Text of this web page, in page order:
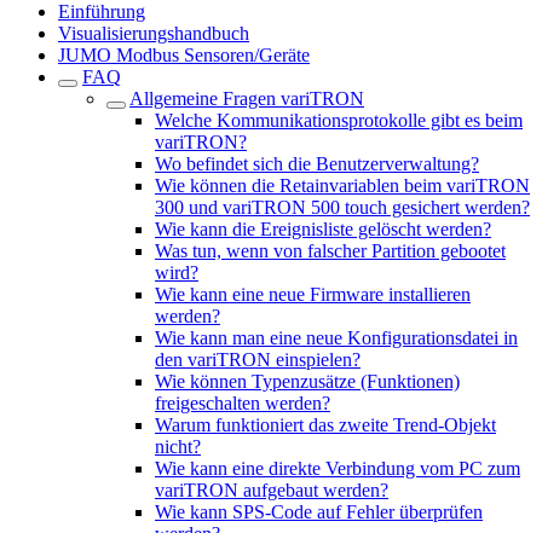
Einführung
Visualisierungshandbuch
JUMO Modbus Sensoren/Geräte
FAQ
Allgemeine Fragen variTRON
Welche Kommunikationsprotokolle gibt es beim
variTRON?
Wo befindet sich die Benutzerverwaltung?
Wie können die Retainvariablen beim variTRON
300 und variTRON 500 touch gesichert werden?
Wie kann die Ereignisliste gelöscht werden?
Was tun, wenn von falscher Partition gebootet
wird?
Wie kann eine neue Firmware installieren
werden?
Wie kann man eine neue Konfigurationsdatei in
den variTRON einspielen?
Wie können Typenzusätze (Funktionen)
freigeschalten werden?
Warum funktioniert das zweite Trend-Objekt
nicht?
Wie kann eine direkte Verbindung vom PC zum
variTRON aufgebaut werden?
Wie kann SPS-Code auf Fehler überprüfen